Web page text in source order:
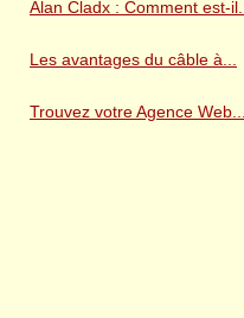
Alan Cladx : Comment est-il...
Les avantages du câble à...
Trouvez votre Agence Web...